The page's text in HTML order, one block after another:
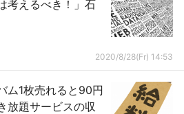
考えるべき！」石
2020/8/28(Fr) 14:53
ム1枚売れると90円
放題サービスの収